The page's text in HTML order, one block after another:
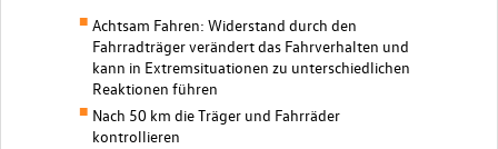
Achtsam Fahren: Widerstand durch den
Fahrradträger verändert das Fahrverhalten und
kann in Extremsituationen zu unterschiedlichen
Reaktionen führen
Nach 50 km die Träger und Fahrräder
kontrollieren